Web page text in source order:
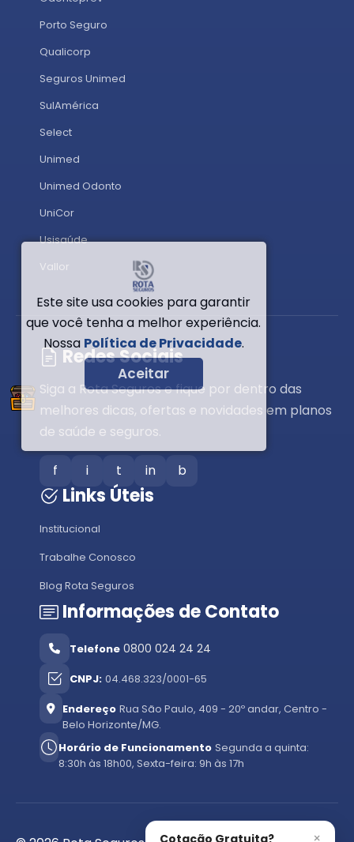
Cotação Gratuita?
Porto Seguro
Qualicorp
Seguros Unimed
SulAmérica
Select
Unimed
Unimed Odonto
UniCor
Usisaúde
Vallor
Redes Sociais
Siga a Rota Seguros e fique por dentro das
melhores dicas, ofertas e novidades em planos
de saúde e seguros.
f i t in b
Links Úteis
Institucional
Trabalhe Conosco
Blog Rota Seguros
Informações de Contato
Telefone 0800 024 24 24
CNPJ: 04.468.323/0001-65
Endereço Rua São Paulo, 409 - 20º andar, Centro -
Belo Horizonte/MG.
Horário de Funcionamento Segunda a quinta:
8:30h às 18h00, Sexta-feira: 9h às 17h
Este site usa cookies para garantir
que você tenha a melhor experiência.
Nossa Política de Privacidade.
Aceitar